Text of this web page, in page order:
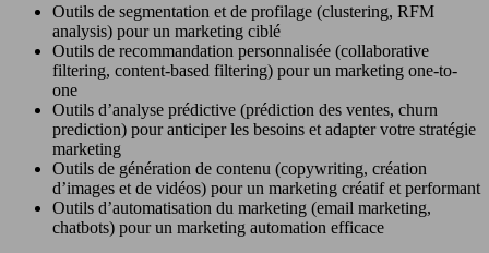
Outils de segmentation et de profilage (clustering, RFM
analysis) pour un marketing ciblé
Outils de recommandation personnalisée (collaborative
filtering, content-based filtering) pour un marketing one-to-
one
Outils d’analyse prédictive (prédiction des ventes, churn
prediction) pour anticiper les besoins et adapter votre stratégie
marketing
Outils de génération de contenu (copywriting, création
d’images et de vidéos) pour un marketing créatif et performant
Outils d’automatisation du marketing (email marketing,
chatbots) pour un marketing automation efficace